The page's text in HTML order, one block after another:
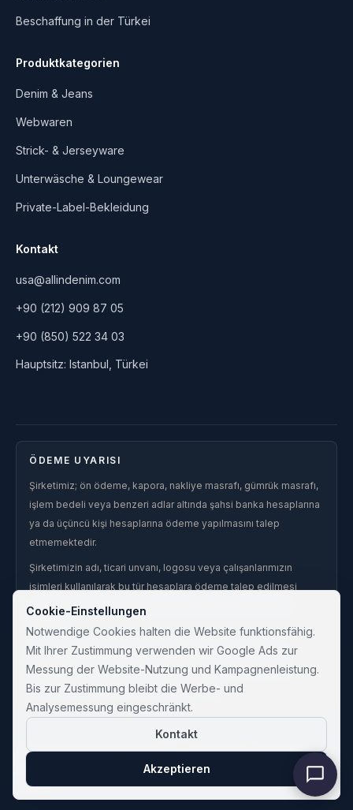
Beschaffung in der Türkei
Produktkategorien
Denim & Jeans
Webwaren
Strick- & Jerseyware
Unterwäsche & Loungewear
Private-Label-Bekleidung
Kontakt
usa@allindenim.com
+90 (212) 909 87 05
+90 (850) 522 34 03
Hauptsitz: Istanbul, Türkei
ÖDEME UYARISI
Şirketimiz; ön ödeme, kapora, nakliye masrafı, gümrük masrafı,
işlem bedeli veya benzeri adlar altında şahsi banka hesaplarına
ya da üçüncü kişi hesaplarına ödeme yapılmasını talep
etmemektedir.
Şirketimizin adı, ticari unvanı, logosu veya çalışanlarımızın
isimleri kullanılarak bu tür hesaplara ödeme talep edilmesi
halinde, söz konusu talep şirketimiz adına yapılmış kabul
Şahsi hesaplara, üçüncü kişi hesaplarına veya şirketimiz
tarafından yazılı olarak teyit edilmemiş hesaplara yapılan
ödemelerden şirketimiz sorumlu değildir.
Copyright2026 All In Denim, Inc..Alle Rechte vorbehalten.
Bekleidungs-Sourcing und Produktionskoordination in der
Türkei.
Cookie-Einstellungen
Notwendige Cookies halten die Website funktionsfähig.
Mit Ihrer Zustimmung verwenden wir Google Ads zur
Messung der Website-Nutzung und Kampagnenleistung.
Bis zur Zustimmung bleibt die Werbe- und
Analysemessung eingeschränkt.
Kontakt
Akzeptieren